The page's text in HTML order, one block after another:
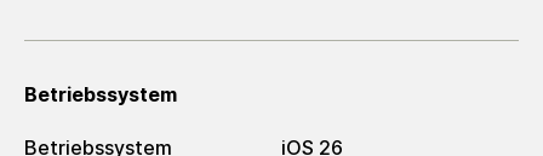
Betriebssystem
Betriebssystem iOS 26